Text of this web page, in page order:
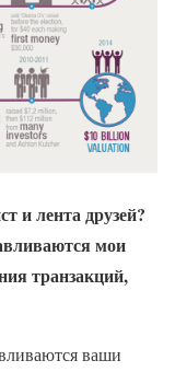
и лента друзей?
мои
транзакций,
ваши